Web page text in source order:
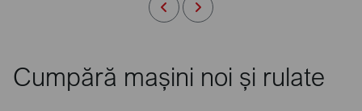
Cumpără mașini noi și rulate